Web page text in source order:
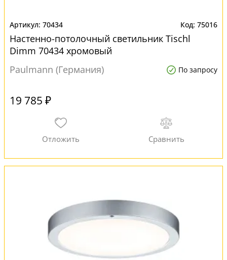
70434 75016
Настенно-потолочный светильник Tischl
Dimm 70434 хромовый
Paulmann (Германия)
По запросу
19 785 ₽